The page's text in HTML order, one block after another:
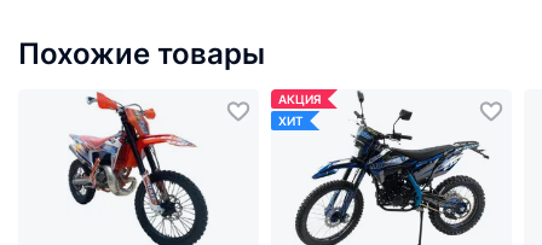
Похожие товары
АКЦИЯ
ХИТ